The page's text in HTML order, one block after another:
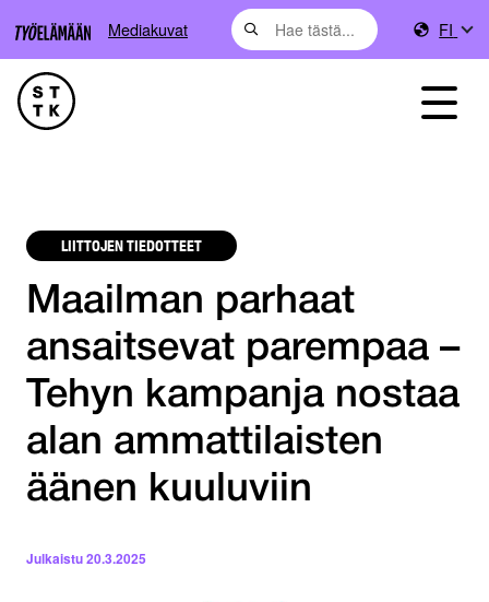
Mediakuvat FI
LIITTOJEN TIEDOTTEET
Maailman parhaat
ansaitsevat parempaa –
Tehyn kampanja nostaa
alan ammattilaisten
äänen kuuluviin
Julkaistu20.3.2025